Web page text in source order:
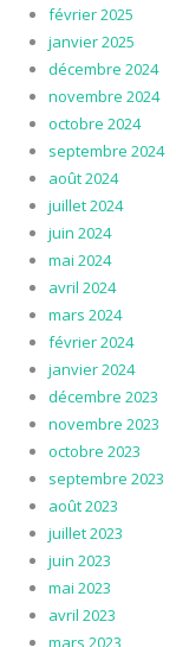
février 2025
janvier 2025
décembre 2024
novembre 2024
octobre 2024
septembre 2024
août 2024
juillet 2024
juin 2024
mai 2024
avril 2024
mars 2024
février 2024
janvier 2024
décembre 2023
novembre 2023
octobre 2023
septembre 2023
août 2023
juillet 2023
juin 2023
mai 2023
avril 2023
mars 2023